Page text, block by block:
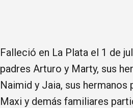
Falleció en La Plata el 1 de
padres Arturo y Marty, sus
Naimid y Jaia, sus
Maxi y demás familiares